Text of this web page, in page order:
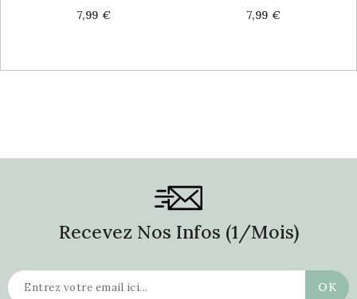
Price
7,99 €
Price
7,99 €
Recevez Nos Infos (1/mois)